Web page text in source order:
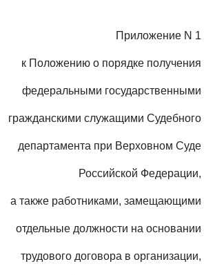
Приложение N 1
к Положению о порядке получения
федеральными государственными
гражданскими служащими Судебного
департамента при Верховном Суде
Российской Федерации,
а также работниками, замещающими
отдельные должности на основании
трудового договора в организации,